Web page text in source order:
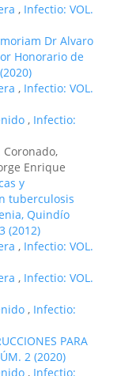
, Infectio: VOL.
Dr Alvaro
Honorario de
, Infectio: VOL.
, Infectio:
Enrique
y
tuberculosis
Quindío
(2012)
, Infectio: VOL.
, Infectio: VOL.
, Infectio:
PARA
2 (2020)
, Infectio: